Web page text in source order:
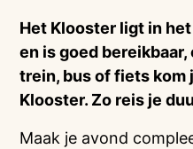
Het Klooster ligt in
en is goed
trein, bus of fiets kom
Klooster. Zo reis je
Maak je avond